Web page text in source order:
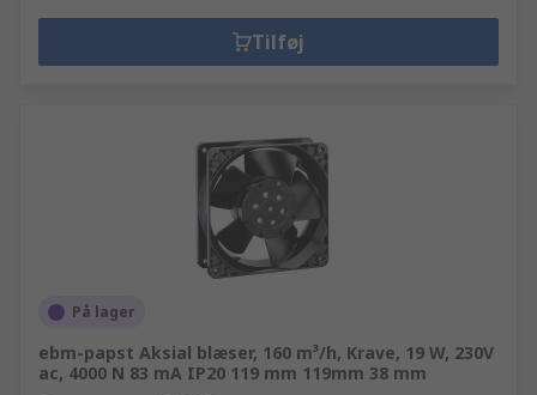
Tilføj
På lager
ebm-papst Aksial blæser, 160 m³/h, Krave, 19 W, 230V
ac, 4000 N 83 mA IP20 119 mm 119mm 38 mm